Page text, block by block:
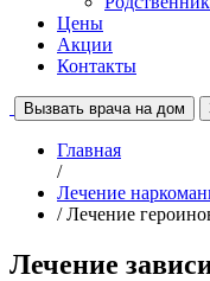
Цены
Акции
Контакты
Вызвать врача на дом
Главная
/
Лечение
/ Лечение
Лечение